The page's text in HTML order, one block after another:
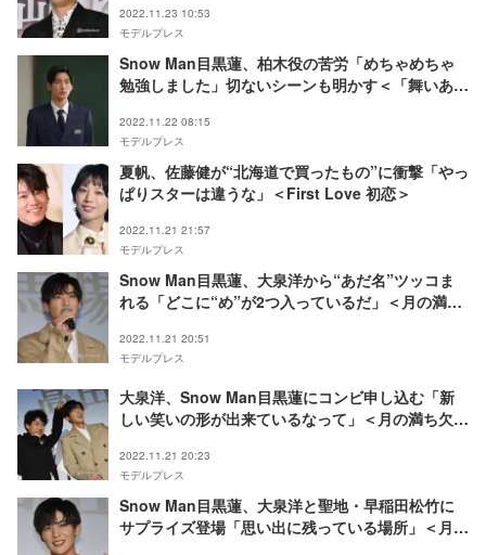
2022.11.23 10:53
モデルプレス
Snow Man目黒蓮、柏木役の苦労「めちゃめちゃ
勉強しました」切ないシーンも明かす＜「舞いあが
2022.11.22 08:15
モデルプレス
夏帆、佐藤健が“北海道で買ったもの”に衝撃「やっ
ぱりスターは違うな」＜First Love 初恋＞
2022.11.21 21:57
モデルプレス
Snow Man目黒蓮、大泉洋から“あだ名”ツッコま
れる「どこに“め”が2つ入っているだ」＜月の満ち
2022.11.21 20:51
モデルプレス
大泉洋、Snow Man目黒蓮にコンビ申し込む「新
しい笑いの形が出来ているなって」＜月の満ち欠け
2022.11.21 20:23
モデルプレス
Snow Man目黒蓮、大泉洋と聖地・早稲田松竹に
サプライズ登場「思い出に残っている場所」＜月の